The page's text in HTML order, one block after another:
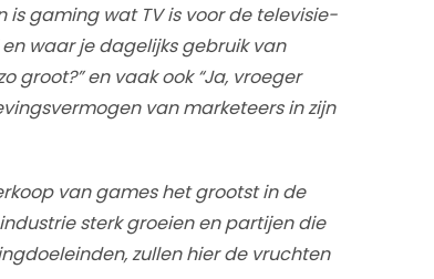
is gaming wat TV is voor de televisie-
waar je dagelijks gebruik van
groot?” en vaak ook “Ja, vroeger
van marketeers in zijn
van games het grootst in de
sterk groeien en partijen die
zullen hier de vruchten